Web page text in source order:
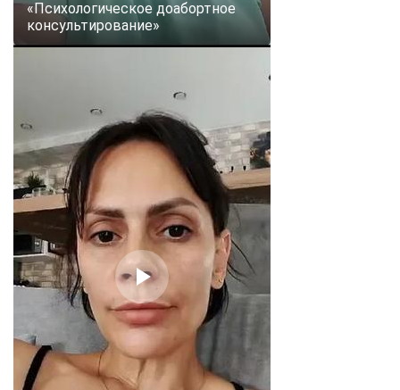
«Психологическое доабортное
консультирование»
ChatApp